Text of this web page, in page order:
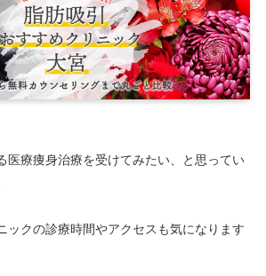
医療痩身治療を受けてみたい、と思ってい
ックの診療時間やアクセスも気になります